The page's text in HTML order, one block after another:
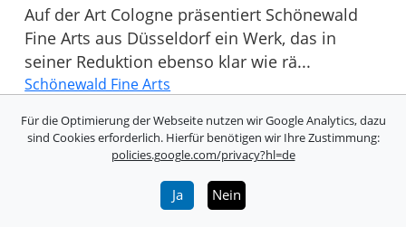
Auf der Art Cologne präsentiert Schönewald
Fine Arts aus Düsseldorf ein Werk, das in
seiner Reduktion ebenso klar wie rä...
Schönewald Fine Arts
Für die Optimierung der Webseite nutzen wir Google Analytics, dazu
sind Cookies erforderlich. Hierfür benötigen wir Ihre Zustimmung:
policies.google.com/privacy?hl=de
Ja Nein